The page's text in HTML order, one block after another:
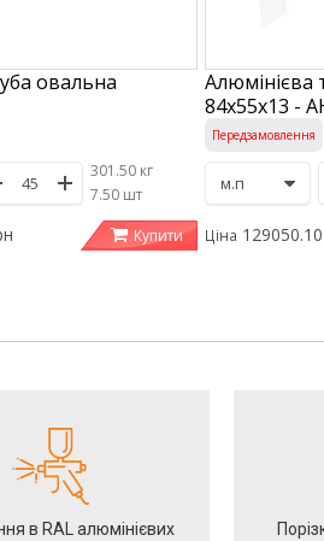
овальна
301.50 кг
/7.50 шт
Купити
Алюмінієва
84х55х13 -
Передзамовлення
Ціна
в RAL алюмінієвих